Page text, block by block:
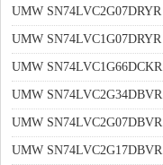
UMW SN74LVC2G07DRYR
UMW SN74LVC1G07DRYR
UMW SN74LVC1G66DCKR
UMW SN74LVC2G34DBVR
UMW SN74LVC2G07DBVR
UMW SN74LVC2G17DBVR